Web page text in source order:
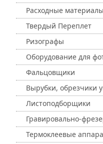
Расходные материалы
Твердый Переплет
Ризографы
Оборудование для
Фальцовщики
Вырубки, обрезчики
Листоподборщики
Гравировально-
Термоклеевые